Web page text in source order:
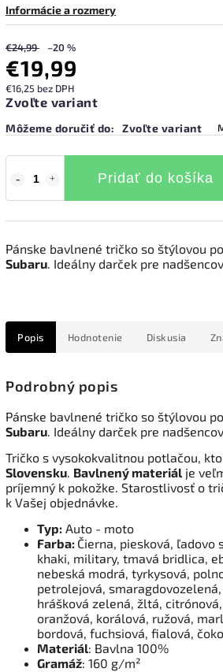
Informácie a rozmery
€24,99 –20 %
€19,99
€16,25 bez DPH
Zvoľte variant
Môžeme doručiť do: Zvoľte variant
Pridať do košíka
Pánske bavlnené tričko so štýlovou
Subaru. Ideálny darček pre
Popis Hodnotenie Diskusia
Podrobný popis
Pánske bavlnené tričko so štýlovou
Subaru. Ideálny darček pre
Tričko s vysokokvalitnou potlačou,
Slovensku. Bavlnený materiál je
príjemný k pokožke. Starostlivosť o
k Vašej objednávke.
Typ: Auto - moto
Farba: Čierna, piesková, ľadovo
khaki, military, tmavá bridlica,
nebeská modrá, tyrkysová,
petrolejová,
hrášková zelená, žltá,
oranžová, korálová, ružová,
bordová, fuchsiová, fialová,
Materiál: Bavlna 100%
Gramáž: 160 g/m²